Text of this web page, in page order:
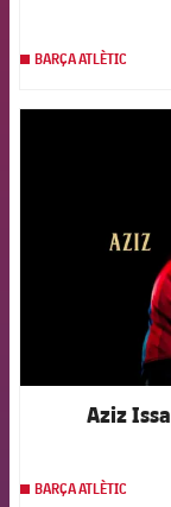
BARÇA ATLÈTIC
Aziz
BARÇA ATLÈTIC